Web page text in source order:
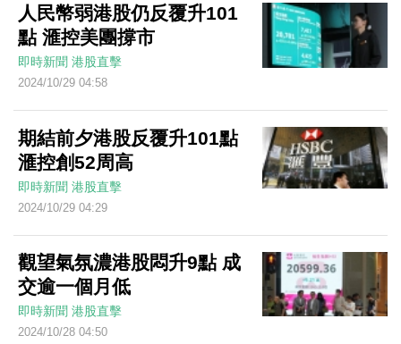
人民幣弱港股仍反覆升101
點 滙控美團撐市
即時新聞 港股直擊
2024/10/29 04:58
期結前夕港股反覆升101點
滙控創52周高
即時新聞 港股直擊
2024/10/29 04:29
觀望氣氛濃港股悶升9點 成
交逾一個月低
即時新聞 港股直擊
2024/10/28 04:50